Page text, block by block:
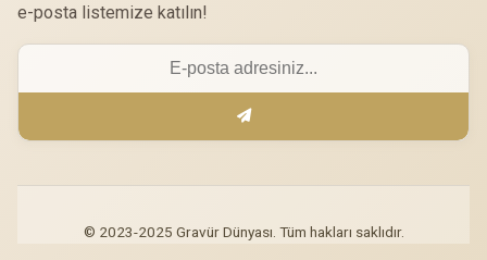
e-posta listemize katılın!
© 2023-2025 Gravür Dünyası. Tüm hakları saklıdır.